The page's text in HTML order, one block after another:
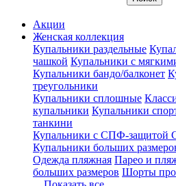
Акции
Женская коллекция
Купальники раздельные
чашкой Купальники с
Купальники бандо/балконет
треугольники
Купальники сплошные
купальники Купальники
танкини
Купальники с СПФ-
Купальники больших
Одежда пляжная Парео и
больших размеров Шорты